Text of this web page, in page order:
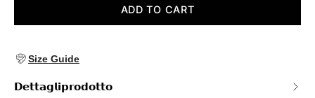
ADD TO CART
Size Guide
𝗗𝗲𝘁𝘁𝗮𝗴𝗹𝗶𝗽𝗿𝗼𝗱𝗼𝘁𝘁𝗼